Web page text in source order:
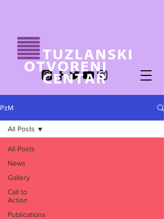
PzM
All Posts
News
Gallery
Call to
Action
Publications
All Posts